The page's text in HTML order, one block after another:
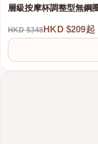
層級按摩杯調整型無鋼
HKD $348HKD $209起